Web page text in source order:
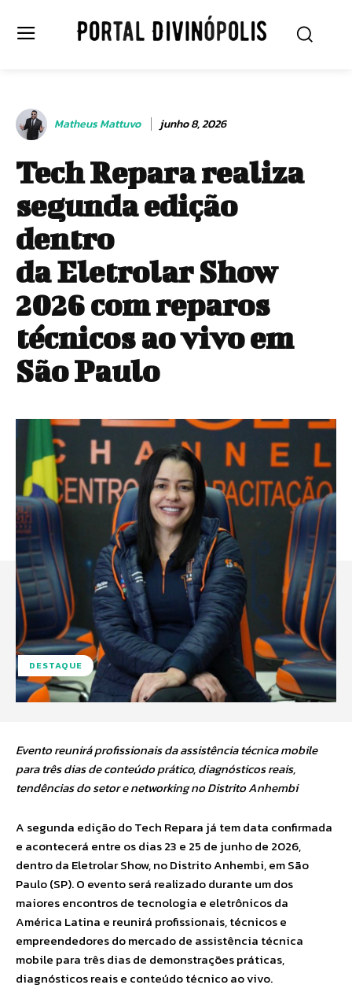
Matheus Mattuvo junho 8, 2026
Tech Repara realiza
segunda edição
dentro
da Eletrolar Show
2026 com reparos
técnicos ao vivo em
São Paulo
DESTAQUE
Evento reunirá profissionais da assistência técnica mobile
para três dias de conteúdo prático, diagnósticos reais,
tendências do setor e networking no Distrito Anhembi
A segunda edição do Tech Repara já tem data confirmada
e acontecerá entre os dias 23 e 25 de junho de 2026,
dentro da Eletrolar Show, no Distrito Anhembi, em São
Paulo (SP). O evento será realizado durante um dos
maiores encontros de tecnologia e eletrônicos da
América Latina e reunirá profissionais, técnicos e
empreendedores do mercado de assistência técnica
mobile para três dias de demonstrações práticas,
diagnósticos reais e conteúdo técnico ao vivo.